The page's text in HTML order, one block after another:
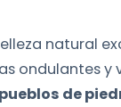
natural
ondulantes y
de